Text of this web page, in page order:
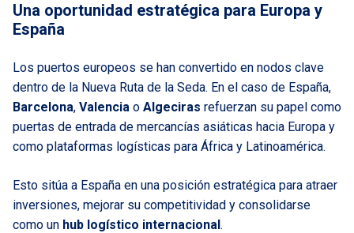
Una oportunidad estratégica para Europa y
España
Los puertos europeos se han convertido en nodos clave
dentro de la Nueva Ruta de la Seda. En el caso de España,
Barcelona, Valencia o Algeciras refuerzan su papel como
puertas de entrada de mercancías asiáticas hacia Europa y
como plataformas logísticas para África y Latinoamérica.
Esto sitúa a España en una posición estratégica para atraer
inversiones, mejorar su competitividad y consolidarse
como un hub logístico internacional.